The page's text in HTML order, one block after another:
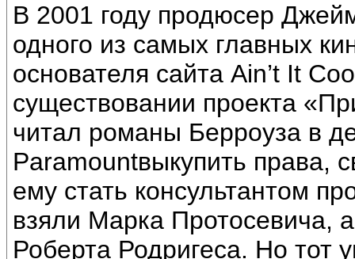
В 2001 году продюсер
одного из самых главных
основателя сайта Ain’t It
существовании проекта
читал романы Берроуза в
Paramountвыкупить права,
ему стать консультантом
взяли Марка Протосевича,
Роберта Родригеса. Но тот